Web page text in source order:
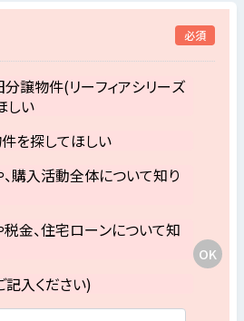
必須
譲物件(リーフィアシリーズ
しい
を探してほしい
購入活動全体について知り
金、住宅ローンについて知
入ください)